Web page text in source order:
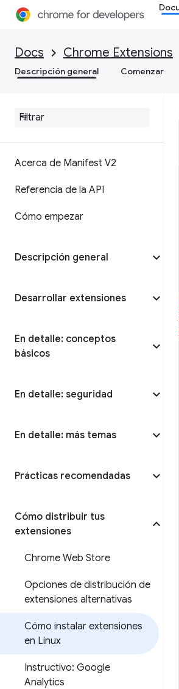
Docs Chrome Extensions
Descripción general Comenzar
Acerca de Manifest V2
Referencia de la API
Cómo empezar
Descripción general
Desarrollar extensiones
En detalle: conceptos
básicos
En detalle: seguridad
En detalle: más temas
Prácticas recomendadas
Cómo distribuir tus
extensiones
Chrome Web Store
Opciones de distribución de
extensiones alternativas
Cómo instalar extensiones
en Linux
Instructivo: Google
Analytics